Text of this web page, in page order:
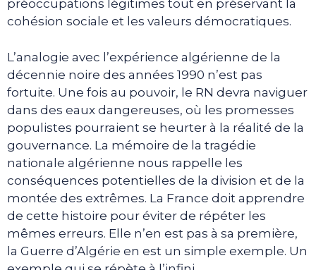
préoccupations légitimes tout en préservant la
cohésion sociale et les valeurs démocratiques.
L’analogie avec l’expérience algérienne de la
décennie noire des années 1990 n’est pas
fortuite. Une fois au pouvoir, le RN devra naviguer
dans des eaux dangereuses, où les promesses
populistes pourraient se heurter à la réalité de la
gouvernance. La mémoire de la tragédie
nationale algérienne nous rappelle les
conséquences potentielles de la division et de la
montée des extrêmes. La France doit apprendre
de cette histoire pour éviter de répéter les
mêmes erreurs. Elle n’en est pas à sa première,
la Guerre d’Algérie en est un simple exemple. Un